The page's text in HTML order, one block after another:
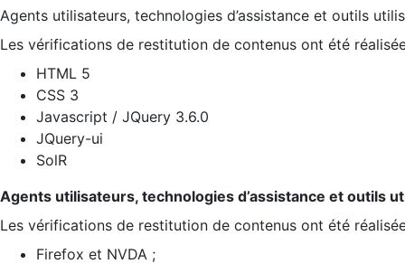
Agents utilisateurs, technologies d’assistance et outils
Les vérifications de restitution de contenus ont été
HTML 5
CSS 3
Javascript / JQuery 3.6.0
JQuery-ui
SolR
Agents utilisateurs, technologies d’assistance et outils
Les vérifications de restitution de contenus ont été
Firefox et NVDA ;